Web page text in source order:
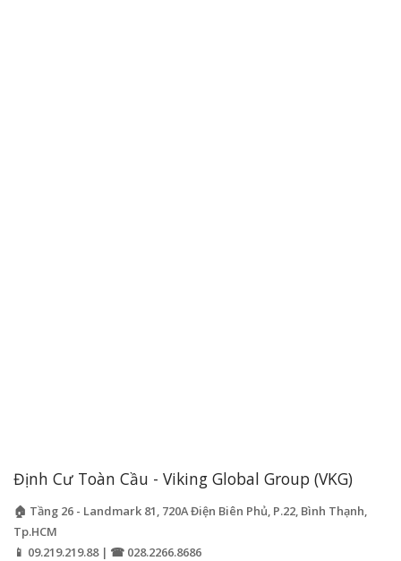
Định Cư Toàn Cầu - Viking Global Group (VKG)
🏠 Tầng 26 - Landmark 81, 720A Điện Biên Phủ, P.22, Bình Thạnh,
Tp.HCM
📱 09.219.219.88 | ☎ 028.2266.8686